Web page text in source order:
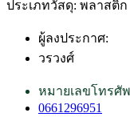
ประเภทวัสดุ: พลาสติก
ผู้ลงประกาศ:
วรวงศ์
หมายเลขโทรศั
0661296951